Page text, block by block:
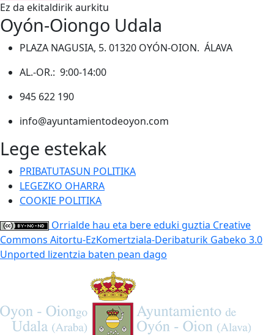
Ez da ekitaldirik aurkitu
Oyón-Oiongo Udala
PLAZA NAGUSIA, 5. 01320 OYÓN-OION. ÁLAVA
AL.-OR.: 9:00-14:00
945 622 190
info@ayuntamientodeoyon.com
Lege estekak
PRIBATUTASUN POLITIKA
LEGEZKO OHARRA
COOKIE POLITIKA
Orrialde hau eta bere eduki guztia Creative
Commons Aitortu-EzKomertziala-Deribaturik Gabeko 3.0
Unported lizentzia baten pean dago